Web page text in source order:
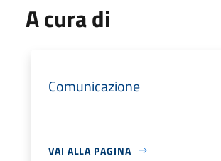
A cura di
Comunicazione
VAI ALLA PAGINA